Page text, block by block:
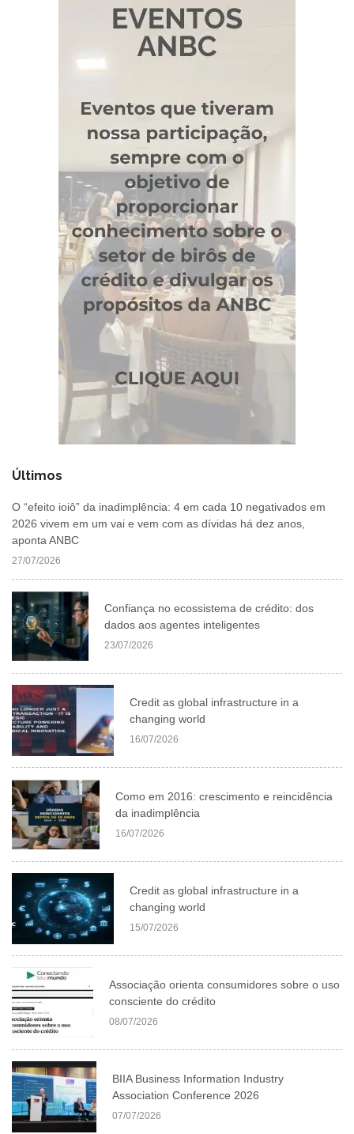
Últimos
O “efeito ioiô” da inadimplência: 4 em cada 10 negativados em
2026 vivem em um vai e vem com as dívidas há dez anos,
aponta ANBC
27/07/2026
Confiança no ecossistema de crédito: dos
dados aos agentes inteligentes
23/07/2026
Credit as global infrastructure in a
changing world
16/07/2026
Como em 2016: crescimento e reincidência
da inadimplência
16/07/2026
Credit as global infrastructure in a
changing world
15/07/2026
Associação orienta consumidores sobre o uso
consciente do crédito
08/07/2026
BIIA Business Information Industry
Association Conference 2026
07/07/2026